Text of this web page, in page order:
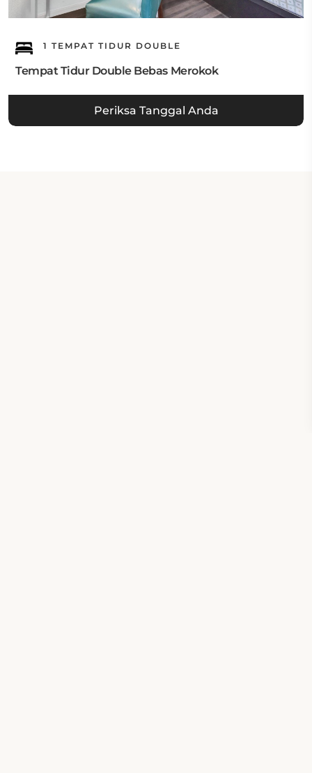
1 TEMPAT TIDUR DOUBLE
Tempat Tidur Double Bebas Merokok
Periksa Tanggal Anda